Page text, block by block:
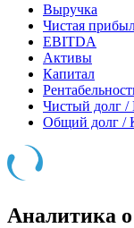
Выручка
Чистая
EBITDA
Активы
Капитал
Чистый долг
Общий долг /
Аналитика